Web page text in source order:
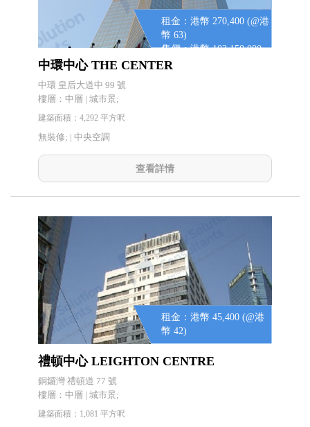
租金：港幣 270,400 (@港
幣 63)
售價：港幣 102,150,000
(@港幣 23,800)
中環中心 THE CENTER
中環 皇后大道中 99 號
樓層：中層 | 城市景;
建築面積：4,292 平方呎
無裝修; | 中央空調
查看詳情
租金：港幣 45,400 (@港
幣 42)
禮頓中心 LEIGHTON CENTRE
銅鑼灣 禮頓道 77 號
樓層：中層 | 城市景;
建築面積：1,081 平方呎